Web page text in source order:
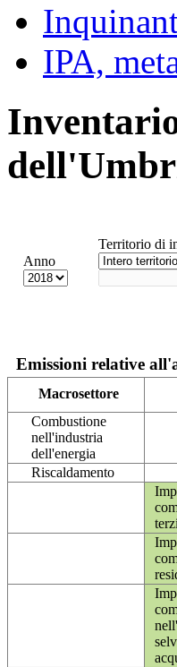
IPA,
Anno
Territorio di
Emissioni relative
Macrosettore
Combustione
nell'industria
dell'energia
Riscaldamento